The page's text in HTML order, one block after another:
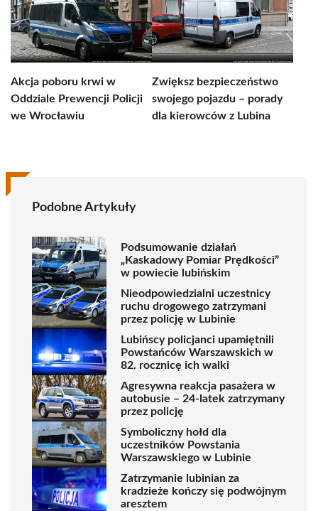
Akcja poboru krwi w
Oddziale Prewencji Policji
we Wrocławiu
Zwiększ bezpieczeństwo
swojego pojazdu – porady
dla kierowców z Lubina
Podobne Artykuły
Podsumowanie działań
„Kaskadowy Pomiar Prędkości”
w powiecie lubińskim
Nieodpowiedzialni uczestnicy
ruchu drogowego zatrzymani
przez policję w Lubinie
Lubińscy policjanci upamiętnili
Powstańców Warszawskich w
82. rocznicę ich walki
Agresywna reakcja pasażera w
autobusie – 24-latek zatrzymany
przez policję
Symboliczny hołd dla
uczestników Powstania
Warszawskiego w Lubinie
Zatrzymanie lubinian za
kradzieże kończy się podwójnym
aresztem